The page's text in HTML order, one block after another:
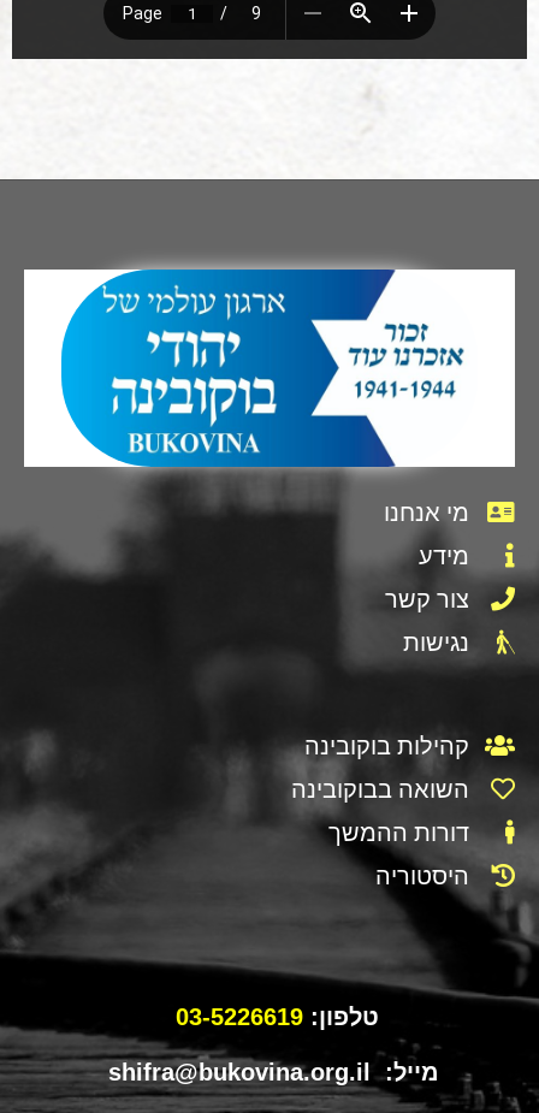
מי אנחנו
מידע
צור קשר
נגישות
קהילות בוקובינה
השואה בבוקובינה
דורות ההמשך
היסטוריה
טלפון:03-5226619
מייל: shifra@bukovina.org.il